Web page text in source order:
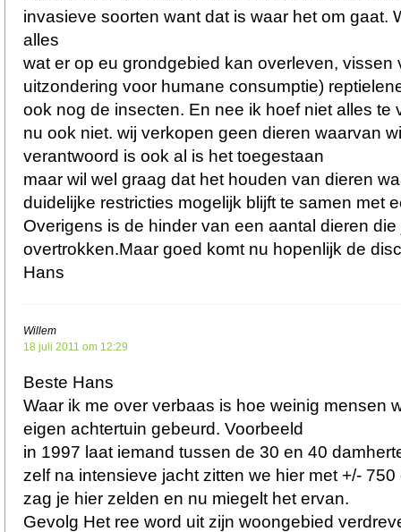
invasieve soorten want dat is waar het om gaat.
alles
wat er op eu grondgebied kan overleven, vissen
uitzondering voor humane consumptie)
ook nog de insecten. En nee ik hoef niet alles te
nu ook niet. wij verkopen geen dieren waarvan
verantwoord is ook al is het toegestaan
maar wil wel graag dat het houden van dieren
duidelijke restricties mogelijk blijft te samen met
Overigens is de hinder van een aantal dieren
overtrokken.Maar goed komt nu hopenlijk de
Hans
Willem
18 juli 2011 om 12:29
Beste Hans
Waar ik me over verbaas is hoe weinig mensen
eigen achtertuin gebeurd. Voorbeeld
in 1997 laat iemand tussen de 30 en 40
zelf na intensieve jacht zitten we hier met +/-
zag je hier zelden en nu miegelt het ervan.
Gevolg Het ree word uit zijn woongebied